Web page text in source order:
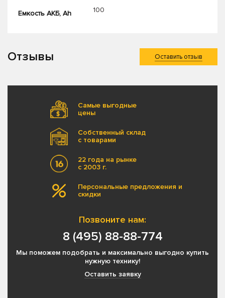
Емкость АКБ, Ah 100
Отзывы Оставить отзыв
Самые выгодные
цены
Собственный склад
с товарами
22 года на рынке
с 2003 г.
Персональные предложения и
скидки
Позвоните нам:
8 (495) 88-88-774
Мы поможем подобрать и максимально выгодно купить
нужную технику!
Оставить заявку